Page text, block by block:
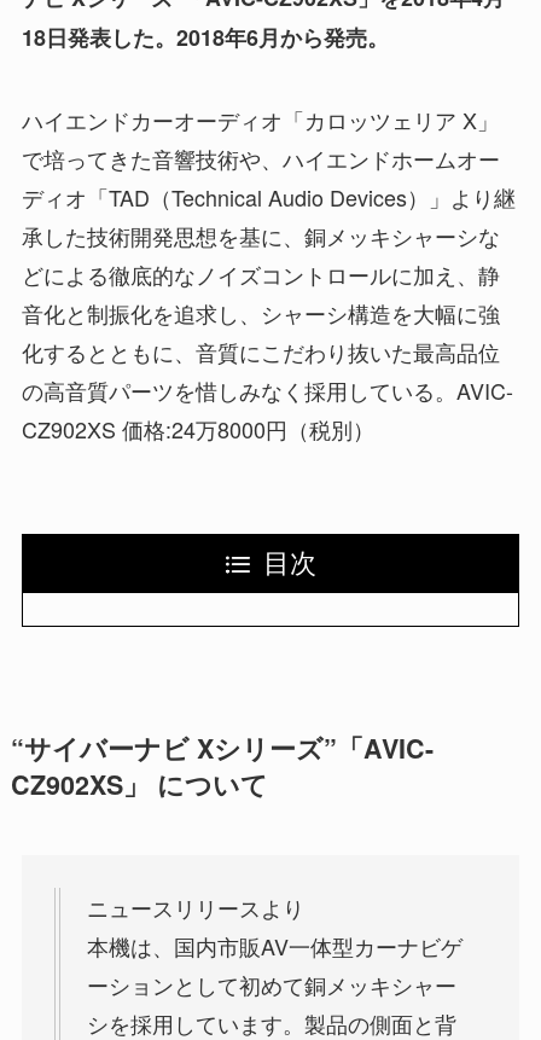
18日発表した。2018年6月から発売。
ハイエンドカーオーディオ「カロッツェリア X」
で培ってきた音響技術や、ハイエンドホームオー
ディオ「TAD（Technical Audio Devices）」より継
承した技術開発思想を基に、銅メッキシャーシな
どによる徹底的なノイズコントロールに加え、静
音化と制振化を追求し、シャーシ構造を大幅に強
化するとともに、音質にこだわり抜いた最高品位
の高音質パーツを惜しみなく採用している。AVIC-
CZ902XS 価格:24万8000円（税別）
目次
“サイバーナビ Xシリーズ”「AVIC-
CZ902XS」 について
ニュースリリースより
本機は、国内市販AV一体型カーナビゲ
ーションとして初めて銅メッキシャー
シを採用しています。製品の側面と背